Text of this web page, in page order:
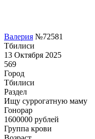
Валерия №72581
Тбилиси
13 Октября 2025
569
Город
Тбилиси
Раздел
Ищу суррогатную маму
Гонoрар
1600000 рублей
Группа крови